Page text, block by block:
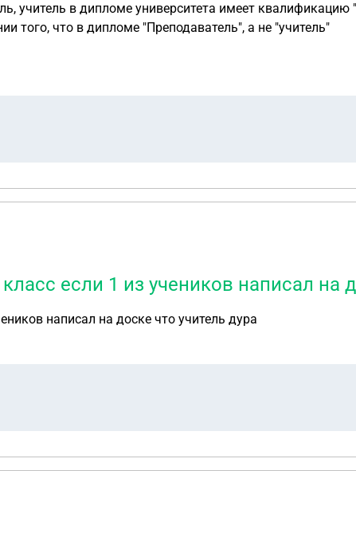
учитель в дипломе университета имеет квалификацию
того, что в дипломе "Преподаватель", а не "учитель"
если 1 из учеников написал на
написал на доске что учитель дура